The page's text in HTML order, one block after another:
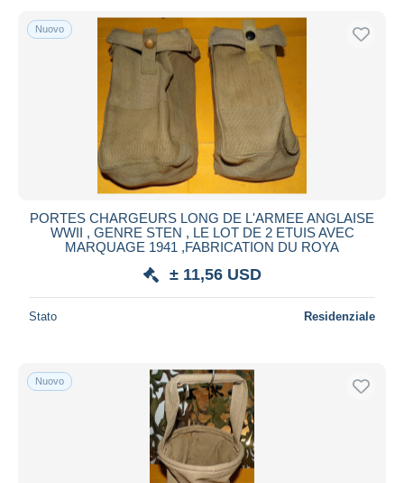
Nuovo
PORTES CHARGEURS LONG DE L'ARMEE ANGLAISE
WWII , GENRE STEN , LE LOT DE 2 ETUIS AVEC
MARQUAGE 1941 ,FABRICATION DU ROYA
± 11,56 USD
Stato Residenziale
Nuovo